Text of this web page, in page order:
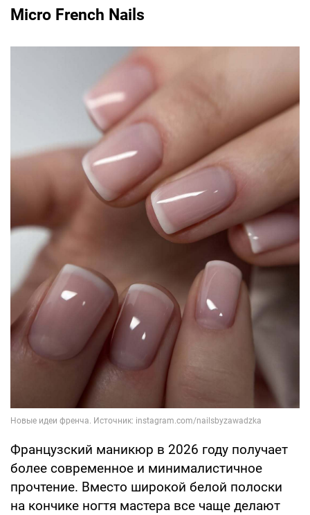
Micro French Nails
Французский маникюр в 2026 году получает
более современное и минималистичное
прочтение. Вместо широкой белой полоски
на кончике ногтя мастера все чаще делают